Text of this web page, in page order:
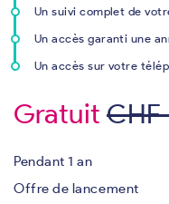
Un suivi complet de
Un accès garanti une
Un accès sur votre
Gratuit CHF
Pendant 1 an
Offre de lancement